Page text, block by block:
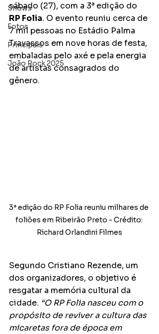
Shows
Fotos
Principais
João Rock 2025
sábado (27), com a 3ª edição do
RP Folia. O evento reuniu cerca de
7 mil pessoas no Estádio Palma
Travassos em nove horas de festa,
embaladas pelo axé e pela energia
de artistas consagrados do
gênero.
3ª edição do RP Folia reuniu milhares de
foliões em Ribeirão Preto - Crédito:
Richard Orlandini Filmes
Segundo Cristiano Rezende, um
dos organizadores, o objetivo é
resgatar a memória cultural da
cidade. “O RP Folia nasceu com o
propósito de reviver a cultura das
micaretas fora de época em